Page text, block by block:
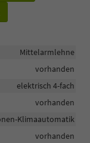
Mittelarmlehne
vorhanden
elektrisch 4-fach
vorhanden
Klimaautomatik
vorhanden